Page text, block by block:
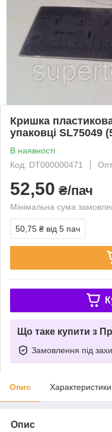
Кришка
упаковці SL75049
В наявності
Код: DT000000471
Опт
52,50 ₴/пач
Мінімальна сума
50,75 ₴ від 5 пач
Що таке купити з
Замовлення під
Опис Характеристики
Опис